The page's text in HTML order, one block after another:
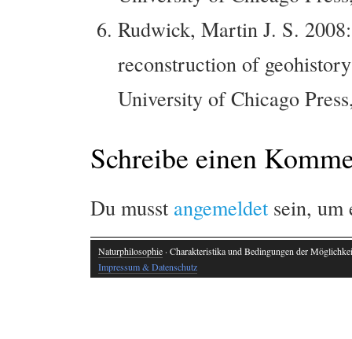
Rudwick, Martin J. S.
reconstruction of
University of Chicago
Schreibe einen
Du musst angemeldet sein, um
Naturphilosophie · Charakteristika und Bedingungen der
Impressum & Datenschutz